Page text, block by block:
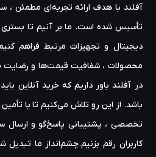
آفلند با هدف ارائه‌ تجربه‌ای مطمئن ،
تأسیس شده است. ما بر آنیم تا بستری
دیجیتال و تجهیزات مرتبط فراهم
محصولات ، شفافیت قیمت‌ها و رضایت
در آفلند باور داریم که خرید آنلاین
باشد. از این رو تلاش می‌کنیم تا با
تخصصی ، پشتیبانی پاسخ‌گو و ارسال
کاربران رقم بزنیم.چشم‌انداز ما